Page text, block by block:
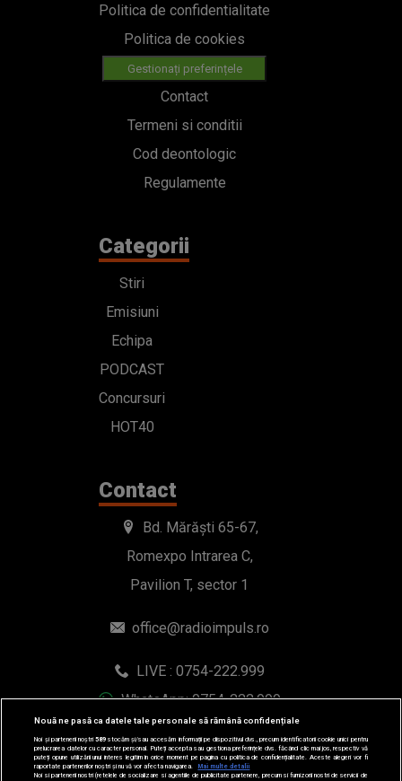
Politica de confidentialitate
Politica de cookies
Gestionați preferințele
Contact
Termeni si conditii
Cod deontologic
Regulamente
Categorii
Stiri
Emisiuni
Echipa
PODCAST
Concursuri
HOT40
Contact
Bd. Mărăști 65-67,
Romexpo Intrarea C,
Pavilion T, sector 1
office@radioimpuls.ro
LIVE : 0754-222.999
WhatsApp: 0754-222.999
Nouă ne pasă ca datele tale personale să rămână confidențiale
Noi și partenerii noștri589stocăm și/sau accesăm informații pe dispozitivul dvs., precum identificatorii cookie unici pentru
prelucrarea datelor cu caracter personal. Puteți accepta sau gestiona preferințele dvs. făcând clic mai jos, respectiv vă
puteți opune utilizării unui interes legitim în orice moment pe pagina cu politica de confidențialitate. Aceste alegeri vor fi
raportate partenerilor noștri și nu vă vor afecta navigarea.
Mai multe detalii
Noi si partenerii nostri (retelele de socializare si agentiile de publicitate partenere, precum si furnizorii nostri de servicii de